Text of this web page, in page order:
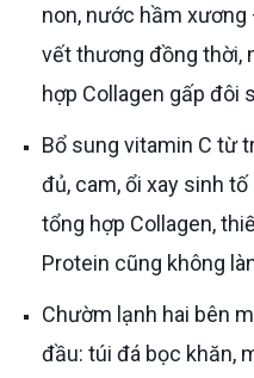
non, nước hầm
vết thương đồng thời,
hợp Collagen gấp đôi
Bổ sung vitamin C từ trái cây tươi mỗi bữa — đu
đủ, cam, ổi xay sinh
tổng hợp Collagen,
Protein cũng không
Chườm lạnh hai bên mặt luân phiên trong 24 giờ
đầu: túi đá bọc khăn,